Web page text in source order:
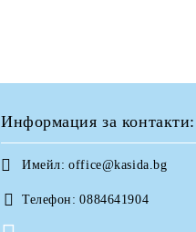
Информация за контакти:
Имейл: office@kasida.bg
Телефон: 0884641904